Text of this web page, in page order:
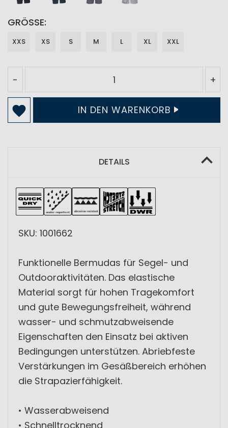
GRÖSSE
XXS XS S M L XL XXL
- +
IN DEN WARENKORB
DETAILS
SKU: 1001662
Funktionelle Bermudas für Segel- und
Outdooraktivitäten. Das elastische
Material sorgt für hohen Tragekomfort
und gute Bewegungsfreiheit, während
wasser- und schmutzabweisende
Eigenschaften den Einsatz bei aktiven
Bedingungen unterstützen. Abriebfeste
Verstärkungen im Gesäßbereich erhöhen
die Strapazierfähigkeit.
• Wasserabweisend
• Schnelltrocknend